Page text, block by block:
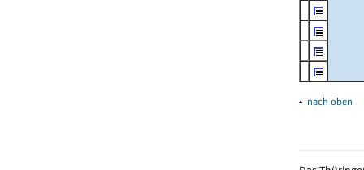
▴ nach oben